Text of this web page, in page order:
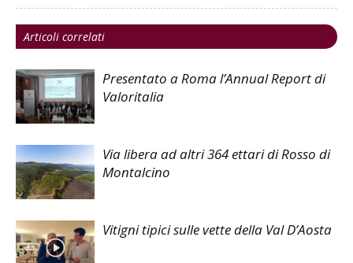
Articoli correlati
Presentato a Roma l’Annual Report di
Valoritalia
Via libera ad altri 364 ettari di Rosso di
Montalcino
Vitigni tipici sulle vette della Val D’Aosta